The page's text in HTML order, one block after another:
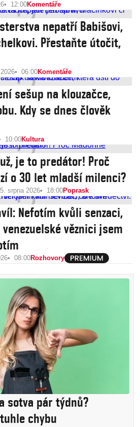
12:00Komentáře
nepatří Babišovi,
Přestaňte útočit,
06:00Komentáře
sešup na klouzačce,
Kdy se dnes člověk
10:00Kultura
je to predátor! Proč
o 30 let mladší milenci?
5. srpna 2026 18:00Poprask
Nefotím kvůli senzaci,
věznici jsem
08:00Rozhovory
sotva pár týdnů?
chybu